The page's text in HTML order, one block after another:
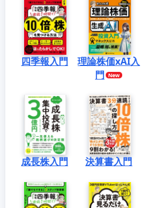
四季報入門
理論株価xAI入
門
成長株入門 決算書入門